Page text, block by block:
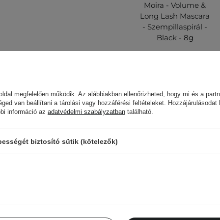
a termék hasznos
és tonizált bőrre.
távolítsd el, és
megtudni róla.
Moira - Volume &
Long Lash Mascara
- Szempillaspirál -
Black - 8g
5 000,00 Ft
Az ügyfelek,
megfelelően működik. Az alábbiakban ellenőrizheted, hogy mi és a
van beállítani a tárolási vagy hozzáférési feltételeket.
információ az adatvédelmi szabályzatban található.
biztosító sütik (kötelezők)